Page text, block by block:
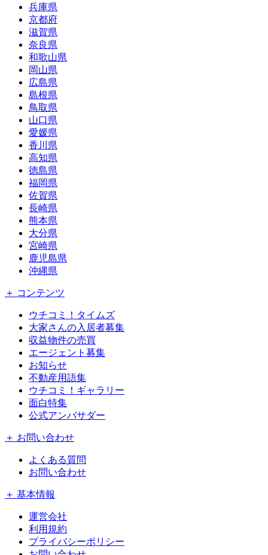
兵庫県
京都府
滋賀県
奈良県
和歌山県
岡山県
広島県
島根県
鳥取県
山口県
愛媛県
香川県
高知県
徳島県
福岡県
佐賀県
長崎県
熊本県
大分県
宮崎県
鹿児島県
沖縄県
＋ コンテンツ
ウチコミ！タイムズ
大家さんの入居者募集
収益物件の売買
エージェント募集
お知らせ
不動産用語集
ウチコミ！ギャラリー
面白特集
公式アンバサダー
＋ お問い合わせ
よくある質問
お問い合わせ
＋ 基本情報
運営会社
利用規約
プライバシーポリシー